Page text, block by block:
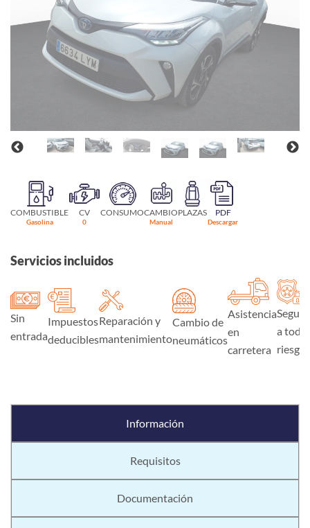
COMBUSTIBLE
Gasolina
CV
0
CONSUMOCAMBIO
Manual
PLAZAS PDF
Descargar
Servicios incluidos
Sin
entrada
Impuestos
deducibles
Reparación y
mantenimiento
Cambio de
neumáticos
Asistencia
en
carretera
Seguro
a todo
riesgo
Información
Requisitos
Documentación